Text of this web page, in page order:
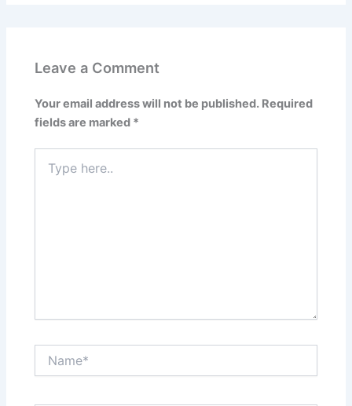
Leave a Comment
Your email address will not be published. Required
fields are marked *
here..